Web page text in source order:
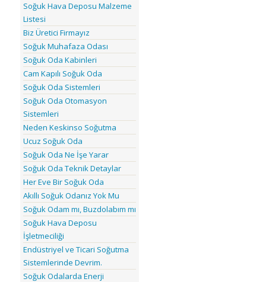
Soğuk Hava Deposu Malzeme
Listesi
Biz Üretici Firmayız
Soğuk Muhafaza Odası
Soğuk Oda Kabinleri
Cam Kapılı Soğuk Oda
Soğuk Oda Sistemleri
Soğuk Oda Otomasyon
Sistemleri
Neden Keskinso Soğutma
Ucuz Soğuk Oda
Soğuk Oda Ne İşe Yarar
Soğuk Oda Teknik Detaylar
Her Eve Bir Soğuk Oda
Akıllı Soğuk Odanız Yok Mu
Soğuk Odam mı, Buzdolabım mı
Soğuk Hava Deposu
İşletmeciliği
Endüstriyel ve Ticari Soğutma
Sistemlerinde Devrim.
Soğuk Odalarda Enerji